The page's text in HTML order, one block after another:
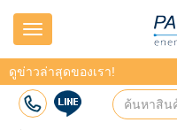
Navigation
ดูข่าวล่าสุดของเรา!